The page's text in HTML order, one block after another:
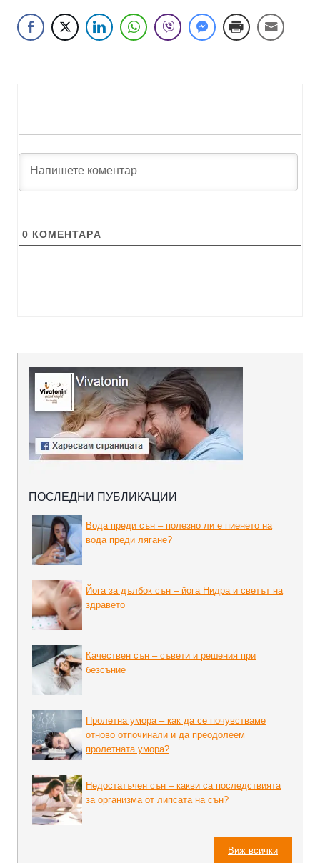
0 КОМЕНТАРA
ПОСЛЕДНИ ПУБЛИКАЦИИ
Вода преди сън – полезно ли е пиенето на
вода преди лягане?
Йога за дълбок сън – йога Нидра и светът на
здравето
Качествен сън – съвети и решения при
безсъние
Пролетна умора – как да се почувстваме
отново отпочинали и да преодолеем
пролетната умора?
Недостатъчен сън – какви са последствията
за организма от липсата на сън?
Виж всички